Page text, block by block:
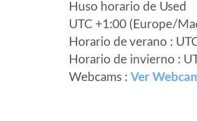
Huso horario de Used
UTC +1:00 (Europe/
Horario de verano :
Horario de invierno :
Webcams : Ver